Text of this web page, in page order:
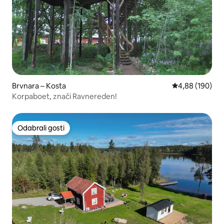
Brvnara – Kosta Prosječna
4,88 (190)
Korpaboet, znači Ravnereden!
Odabrali gosti
Odabrali gosti